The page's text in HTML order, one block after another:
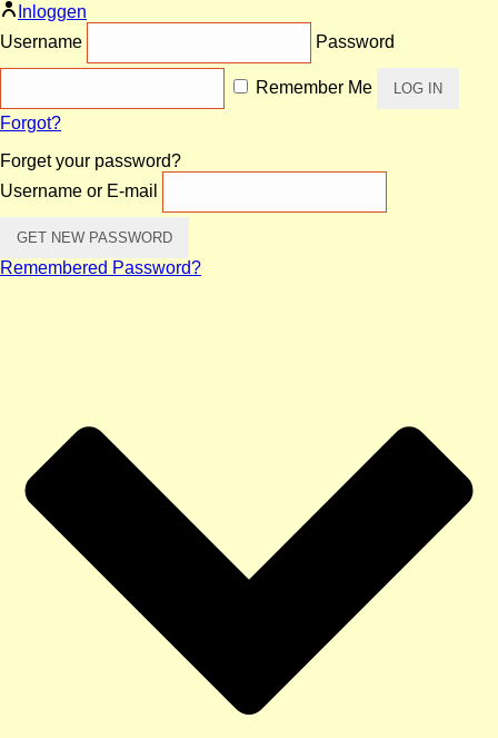
Inloggen
Username
Password
Remember Me
Forgot?
Forget your password?
Username or E-mail
Remembered Password?